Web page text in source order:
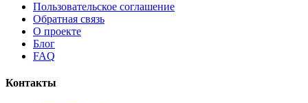
Пользовательское соглашение
Обратная связь
О проекте
Блог
FAQ
Контакты